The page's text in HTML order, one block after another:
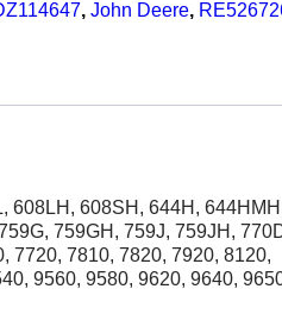
, John Deere,
608LH, 608SH, 644H,
759GH, 759J, 759JH,
7720, 7810, 7820, 7920, 8120,
9560, 9580, 9620, 9640,